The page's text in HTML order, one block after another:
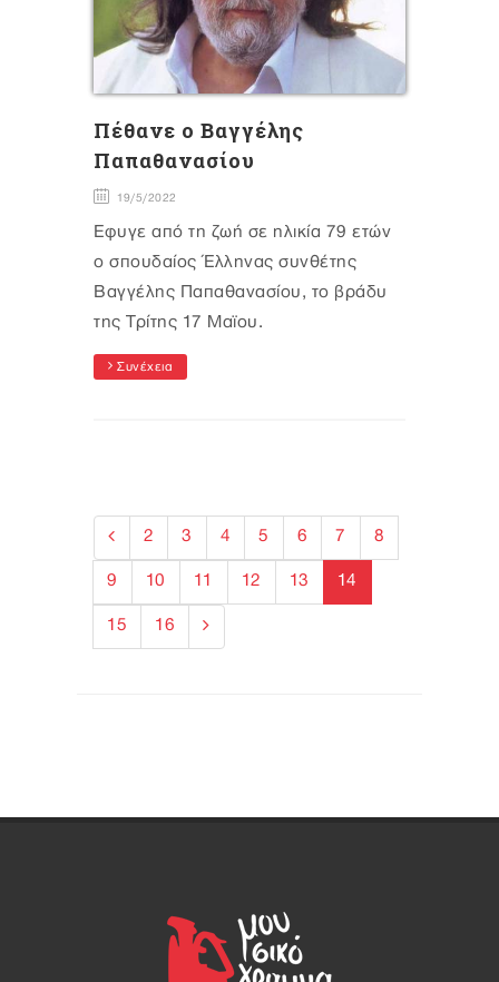
Πέθανε ο Βαγγέλης
Παπαθανασίου
19/5/2022
Έφυγε από τη ζωή σε ηλικία 79 ετών
ο σπουδαίος Έλληνας συνθέτης
Βαγγέλης Παπαθανασίου, το βράδυ
της Τρίτης 17 Μαϊου.
Συνέχεια
2 3 4 5 6 7 8
9 10 11 12 13 14
15 16